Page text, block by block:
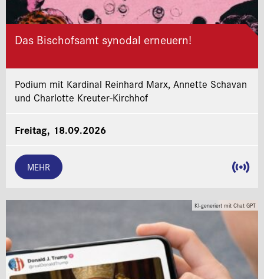
Das Bischofsamt synodal erneuern!
Podium mit Kardinal Reinhard Marx, Annette Schavan
und Charlotte Kreuter-Kirchhof
Freitag, 18.09.2026
MEHR
KI-generiert mit Chat GPT